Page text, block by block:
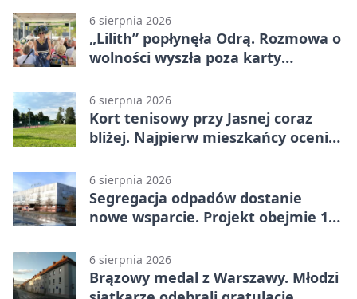
6 sierpnia 2026
„Lilith” popłynęła Odrą. Rozmowa o
wolności wyszła poza karty
6 sierpnia 2026
Kort tenisowy przy Jasnej coraz
bliżej. Najpierw mieszkańcy ocenią
6 sierpnia 2026
Segregacja odpadów dostanie
nowe wsparcie. Projekt obejmie 15
6 sierpnia 2026
Brązowy medal z Warszawy. Młodzi